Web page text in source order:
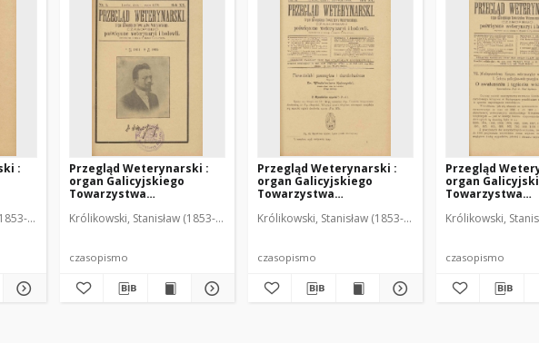
:
1924). Red.
Przegląd Weterynarski :
organ Galicyjskiego
Towarzystwa
czasopismo poświęcone
Królikowski, Stanisław (1853-1924). Red.
czasopismo
Przegląd Weterynarski :
organ Galicyjskiego
Towarzystwa
czasopismo poświęcone
Królikowski, Stanisław (1853-1924). Red.
czasopismo
Przegląd
organ
Towarzystwa
czasopismo
Królikowski,
czasopismo